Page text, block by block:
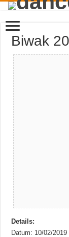
Biwak
Details:
Datum: 10/02/2019